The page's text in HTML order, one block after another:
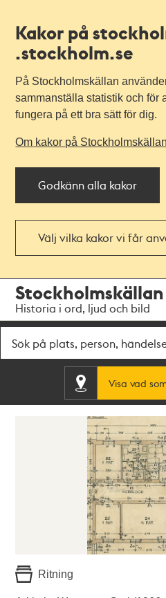
Kakor på
.stockholm.se
På Stockholmskällan
sammanställa statistik och för
fungera på ett bra sätt för dig.
Om kakor på Stockholmskällan
Godkänn alla kakor
Välj vilka kakor vi får
navigationen
huvudinnehållet
Stockholmskällan
Historia i ord, ljud och bild
Visa vad
Ritning